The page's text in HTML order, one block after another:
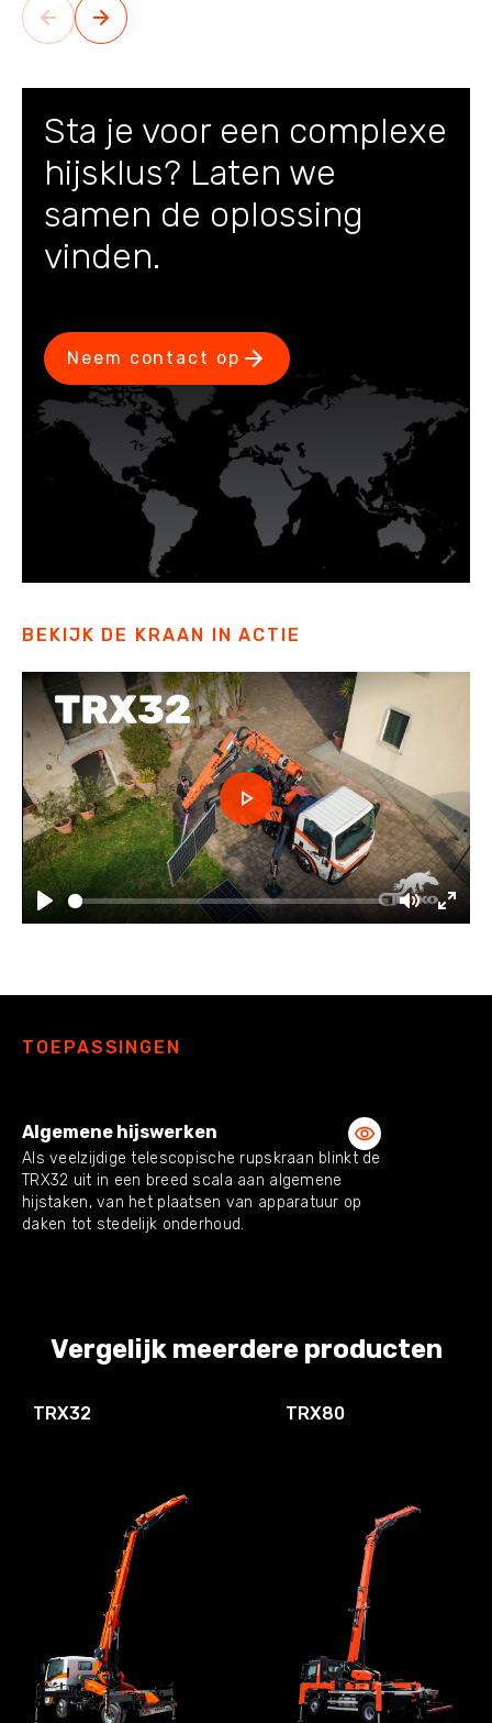
Sta je voor een complexe
hijsklus? Laten we
samen de oplossing
vinden.
Neem contact op
BEKIJK DE KRAAN IN ACTIE
Play MuteEnter
Play
TOEPASSINGEN
Algemene hijswerken
Als veelzijdige telescopische rupskraan blinkt de
TRX32 uit in een breed scala aan algemene
hijstaken, van het plaatsen van apparatuur op
daken tot stedelijk onderhoud.
Vergelijk meerdere producten
TRX32 TRX80